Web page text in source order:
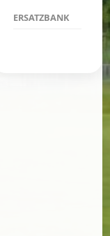
ERSATZBANK